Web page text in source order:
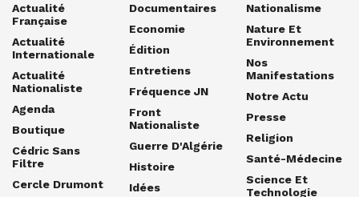
Actualité
Française
Actualité
Internationale
Actualité
Nationaliste
Agenda
Boutique
Cédric Sans
Filtre
Cercle Drumont
Documentaires
Economie
Édition
Entretiens
Fréquence JN
Front
Nationaliste
Guerre D'Algérie
Histoire
Idées
Nationalisme
Nature Et
Environnement
Nos
Manifestations
Notre Actu
Presse
Religion
Santé-Médecine
Science Et
Technologie